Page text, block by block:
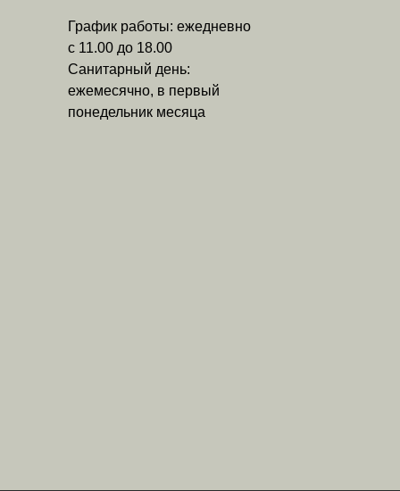
График работы: ежедневно
с 11.00 до 18.00
Санитарный день:
ежемесячно, в первый
понедельник месяца